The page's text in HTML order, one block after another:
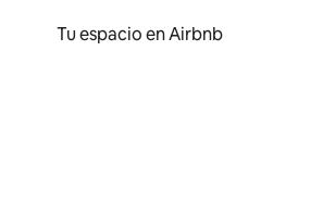
Tu espacio en Airbnb